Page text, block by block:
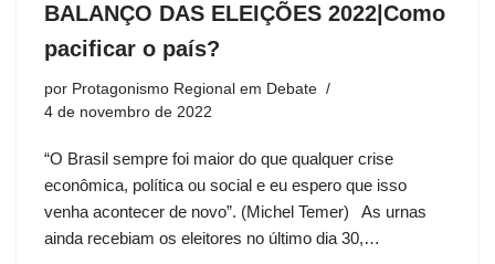
BALANÇO DAS ELEIÇÕES 2022|Como
pacificar o país?
por Protagonismo Regional em Debate
4 de novembro de 2022
“O Brasil sempre foi maior do que qualquer crise
econômica, política ou social e eu espero que isso
venha acontecer de novo”. (Michel Temer) As urnas
ainda recebiam os eleitores no último dia 30,…